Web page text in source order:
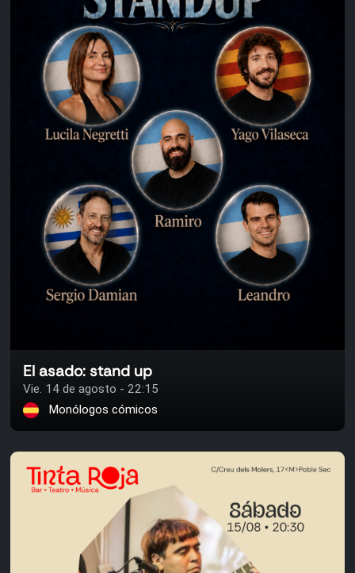
El asado: stand up
Vie. 14 de agosto - 22:15
Monólogos cómicos